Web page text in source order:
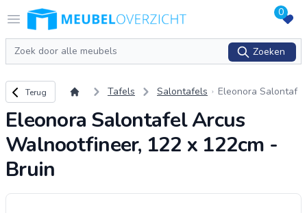
Open menu
Logo Meubeloverzicht.nl 0
Zoeken
Zoeken
Terug naar overzicht
Terug Tafels Salontafels
Eleonora Salontaf
neer, 122 x 122cm
Eleonora Salontafel Arcus
Walnootfineer, 122 x 122cm -
Bruin